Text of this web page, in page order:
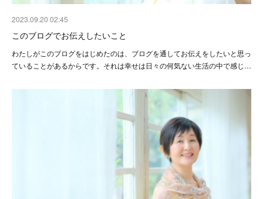
2023.09.20 02:45
このブログでお伝えしたいこと
わたしがこのブログをはじめたのは、ブログを通してお伝えをしたいと思っ
ていることがあるからです。それは幸せは日々の何気ない生活の中で感じ…